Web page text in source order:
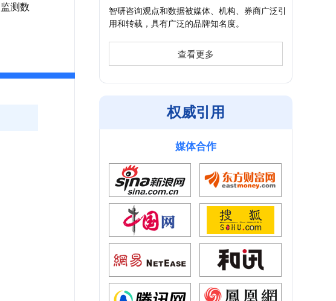
测数
智研咨询观点和数据被媒体、机构、券商广泛引
用和转载，具有广泛的品牌知名度。
查看更多
权威引用
媒体合作